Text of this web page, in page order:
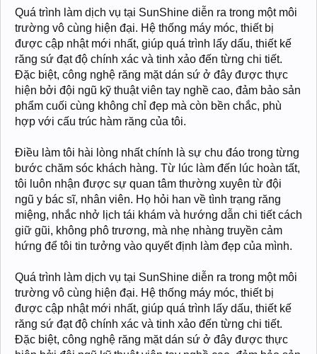
Quá trình làm dịch vụ tại SunShine diễn ra trong một môi
trường vô cùng hiện đại. Hệ thống máy móc, thiết bị
được cập nhật mới nhất, giúp quá trình lấy dấu, thiết kế
răng sứ đạt độ chính xác và tinh xảo đến từng chi tiết.
Đặc biệt, công nghệ răng mặt dán sứ ở đây được thực
hiện bởi đội ngũ kỹ thuật viên tay nghề cao, đảm bảo sản
phẩm cuối cùng không chỉ đẹp mà còn bền chắc, phù
hợp với cấu trúc hàm răng của tôi.
Điều làm tôi hài lòng nhất chính là sự chu đáo trong từng
bước chăm sóc khách hàng. Từ lúc làm đến lúc hoàn tất,
tôi luôn nhận được sự quan tâm thường xuyên từ đội
ngũ y bác sĩ, nhân viên. Họ hỏi han về tình trạng răng
miệng, nhắc nhở lịch tái khám và hướng dẫn chi tiết cách
giữ gũi, không phô trương, mà nhẹ nhàng truyền cảm
hứng để tôi tin tưởng vào quyết định làm đẹp của mình.
Quá trình làm dịch vụ tại SunShine diễn ra trong một môi
trường vô cùng hiện đại. Hệ thống máy móc, thiết bị
được cập nhật mới nhất, giúp quá trình lấy dấu, thiết kế
răng sứ đạt độ chính xác và tinh xảo đến từng chi tiết.
Đặc biệt, công nghệ răng mặt dán sứ ở đây được thực